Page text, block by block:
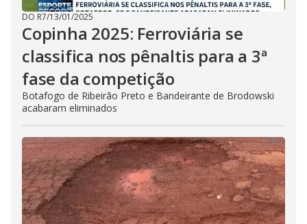
DO R7/13/01/2025
Copinha 2025: Ferroviária se
classifica nos pênaltis para a 3ª
fase da competição
Botafogo de Ribeirão Preto e Bandeirante de Brodowski
acabaram eliminados